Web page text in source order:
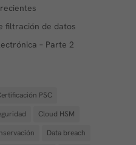
filtración de datos
– Parte 2
PSC
Cloud HSM
Data breach